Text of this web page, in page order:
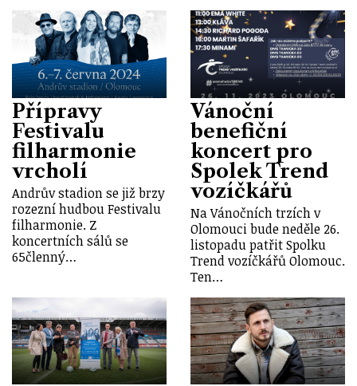
Přípravy
Festivalu
filharmonie
vrcholí
Andrův stadion se již brzy
rozezní hudbou Festivalu
filharmonie. Z
koncertních sálů se
65členný…
Vánoční
benefiční
koncert pro
Spolek Trend
vozíčkářů
Na Vánočních trzích v
Olomouci bude neděle 26.
listopadu patřit Spolku
Trend vozíčkářů Olomouc.
Ten…